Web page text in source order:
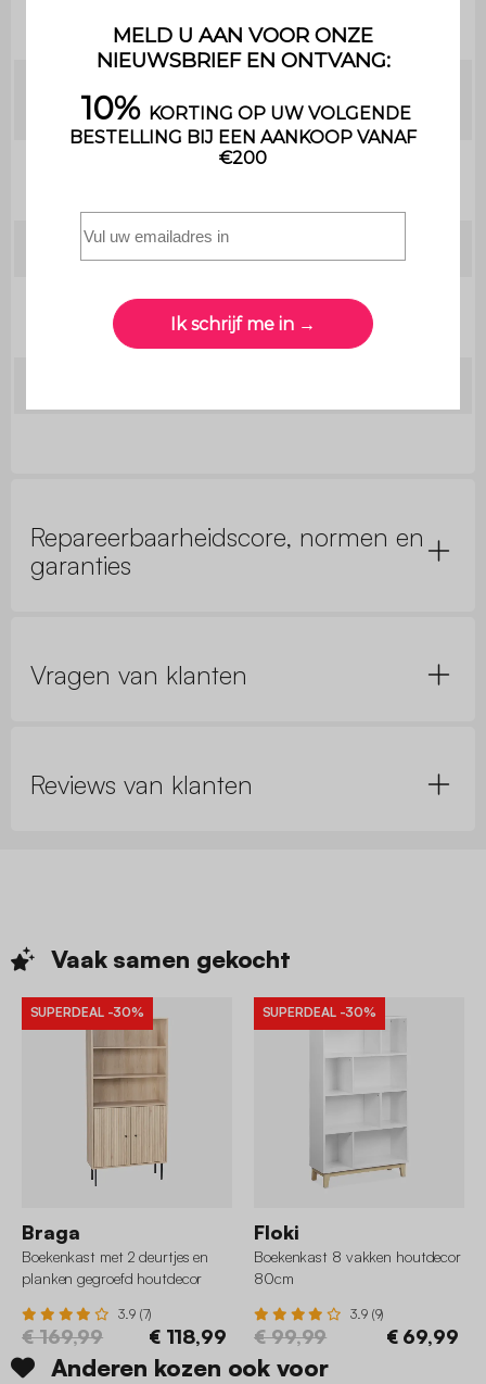
Handgrepen ø1,8 x 2,4cm
handgrepen
2
Repareerbaarheidscore, normen en
garanties
Vragen van klanten
Reviews van klanten
Vaak samen gekocht
SUPERDEAL -30%
Braga
Boekenkast met 2 deurtjes en
planken gegroefd houtdecor
3.9 (7)
€ 169,99 € 118,99
SUPERDEAL -30%
Floki
Boekenkast 8 vakken houtdecor
80cm
3.9 (9)
€ 99,99 € 69,99
Anderen kozen ook voor